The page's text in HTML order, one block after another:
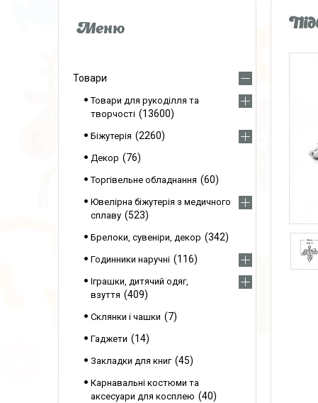
Товари
Товари для рукоділля та
творчості
13600
Біжутерія 2260
Декор 76
Торгівельне обладнання 60
Ювелірна біжутерія з медичного
сплаву
523
Брелоки, сувеніри, декор 342
Годинники наручні 116
Іграшки, дитячий одяг,
взуття
409
Склянки і чашки 7
Гаджети 14
Закладки для книг 45
Карнавальні костюми та
аксесуари для косплею
40